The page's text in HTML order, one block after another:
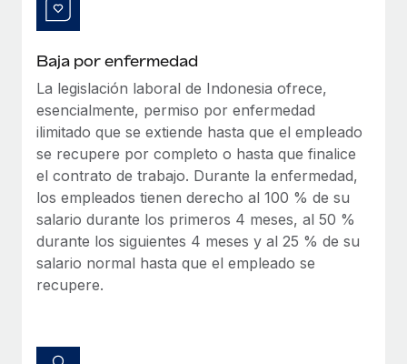
semanas en hacerlo manualmente y, al mes...
Baja por enfermedad
La legislación laboral de Indonesia ofrece,
esencialmente, permiso por enfermedad
ilimitado que se extiende hasta que el empleado
se recupere por completo o hasta que finalice
el contrato de trabajo. Durante la enfermedad,
los empleados tienen derecho al 100 % de su
salario durante los primeros 4 meses, al 50 %
durante los siguientes 4 meses y al 25 % de su
salario normal hasta que el empleado se
recupere.